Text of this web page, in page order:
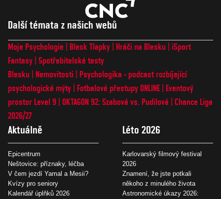
Další témata z našich webů
Moje Psychologie Blesk Tlapky Hráči na Blesku
iSport
Fantasy Spotřebitelské testy
Blesku
Nemovitosti
Psychologika - podcast rozbíjející
psychologické mýty
Fotbalové přestupy ONLINE
Eventový
prostor Level 9 OKTAGON 92: Szabová vs. Pudilová
Chance Liga
2026/27
Aktuálně
Epicentrum
Neštovice: příznaky, léčba
V čem jezdí Yamal a Mesii?
Kvízy pro seniory
Kalendář úplňků 2026
Léto 2026
Karlovarský filmový festival
2026
Znamení, že jste potkali
někoho z minulého života
Astronomické úkazy 2026: